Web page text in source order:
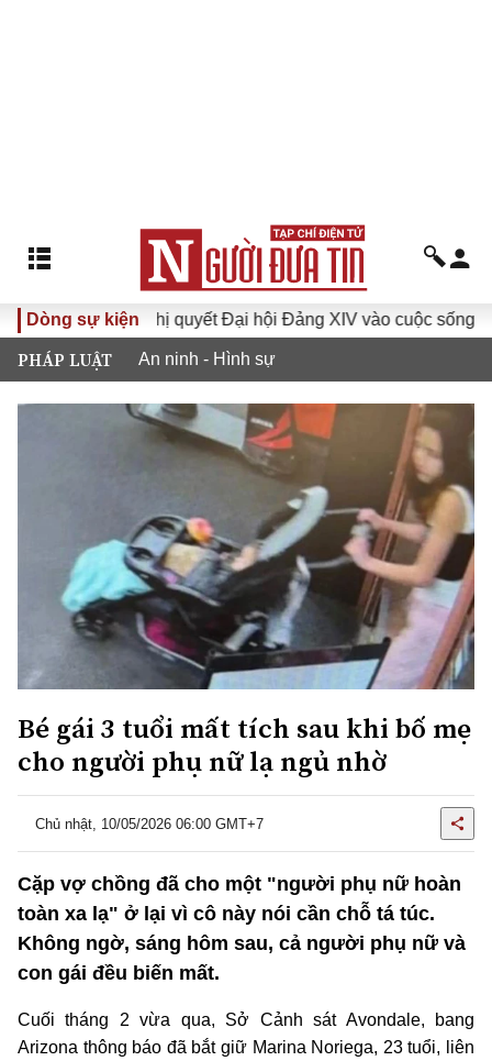
Dòng sự kiện
Đưa Nghị quyết Đại hội Đảng XIV vào cuộc sống
PHÁP LUẬT An ninh - Hình sự
Bé gái 3 tuổi mất tích sau khi bố mẹ
cho người phụ nữ lạ ngủ nhờ
Chủ nhật, 10/05/2026 06:00 GMT+7
Cặp vợ chồng đã cho một "người phụ nữ hoàn
toàn xa lạ" ở lại vì cô này nói cần chỗ tá túc.
Không ngờ, sáng hôm sau, cả người phụ nữ và
con gái đều biến mất.
Cuối tháng 2 vừa qua, Sở Cảnh sát Avondale, bang
Arizona thông báo đã bắt giữ Marina Noriega, 23 tuổi, liên